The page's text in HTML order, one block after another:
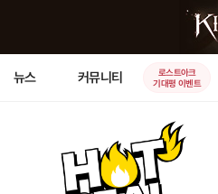
뉴스 커뮤니티
로스트아크
기대평 이벤트